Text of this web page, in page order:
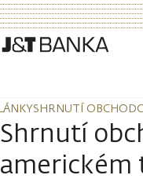
SHRNUTÍ
SHRNUTÍ
Shrnutí
americkém